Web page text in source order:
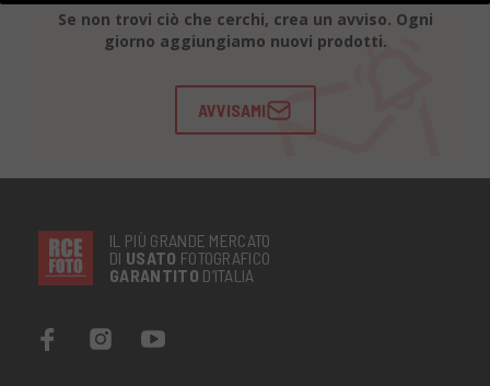
Se non trovi ciò che cerchi, crea un avviso. Ogni
giorno aggiungiamo nuovi prodotti.
AVVISAMI
IL PIÙ GRANDE MERCATO
DI USATO FOTOGRAFICO
GARANTITO D’ITALIA